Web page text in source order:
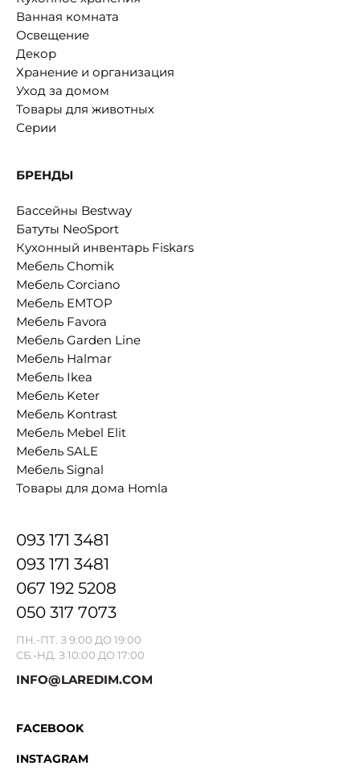
Ванная комната
Освещение
Декор
Хранение и организация
Уход за домом
Товары для животных
Серии
БРЕНДЫ
Бассейны Bestway
Батуты NeoSport
Кухонный инвентарь Fiskars
Мебель Chomik
Мебель Corciano
Мебель EMTOP
Мебель Favora
Мебель Garden Line
Мебель Halmar
Мебель Ikea
Мебель Keter
Мебель Kontrast
Мебель Mebel Elit
Мебель SALE
Мебель Signal
Товары для дома Homla
093 171 3481
093 171 3481
067 192 5208
050 317 7073
ПН.-ПТ. З 9:00 ДО 19:00
СБ.-НД. З 10:00 ДО 17:00
INFO@LAREDIM.COM
FACEBOOK
INSTAGRAM